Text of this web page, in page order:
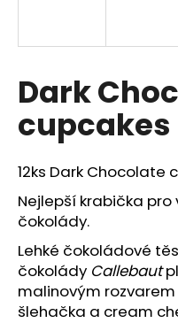
Dark
12ks Dark Chocolate
Nejlepší krabička pro
čokolády.
Lehké čokoládové
čokolády Callebaut
malinovým
šlehačka a cream
o
p
o
r
u
č
u
j
e
m
e